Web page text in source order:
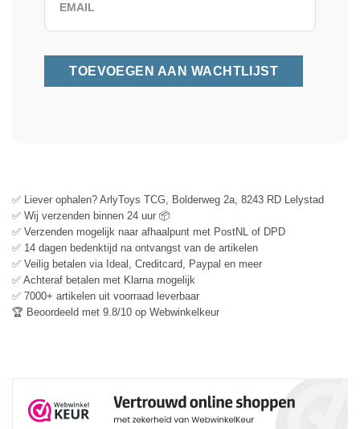
✅ Liever ophalen? ArlyToys TCG, Bolderweg 2a, 8243 RD Lelystad
✅ Wij verzenden binnen 24 uur 📦
✅ Verzenden mogelijk naar afhaalpunt met PostNL of DPD
✅ 14 dagen bedenktijd na ontvangst van de artikelen
✅ Veilig betalen via Ideal, Creditcard, Paypal en meer
✅ Achteraf betalen met Klarna mogelijk
✅ 7000+ artikelen uit voorraad leverbaar
🏆 Beoordeeld met 9.8/10 op Webwinkelkeur